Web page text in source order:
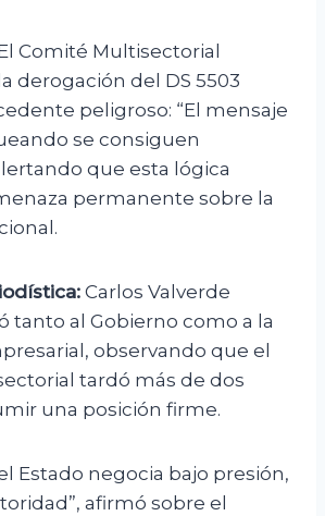
Comité Multisectorial
derogación del DS 5503
peligroso: “El mensaje
se consiguen
que esta lógica
permanente sobre la
Carlos Valverde
tanto al Gobierno como a la
observando que el
tardó más de dos
una posición firme.
Estado negocia bajo presión,
afirmó sobre el